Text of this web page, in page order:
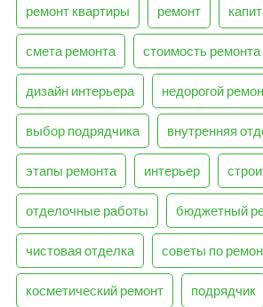
ремонт квартиры ремонт
смета ремонта стоимость ремонта
дизайн интерьера недорогой
выбор подрядчика внутренняя
этапы ремонта интерьер
отделочные работы бюджетный
чистовая отделка советы по
косметический ремонт подрядчик